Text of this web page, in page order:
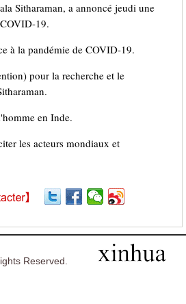
Sitharaman, a annoncé jeudi une
19.
à la pandémie de COVID-19.
pour la recherche et le
en Inde.
les acteurs mondiaux et
Reserved.